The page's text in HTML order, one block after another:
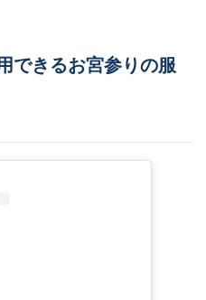
できるお宮参りの服